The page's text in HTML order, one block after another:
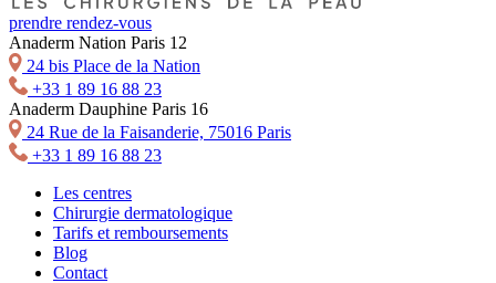
prendre rendez-vous
Anaderm Nation Paris 12
24 bis Place de la Nation
+33 1 89 16 88 23
Anaderm Dauphine Paris 16
24 Rue de la Faisanderie, 75016 Paris
+33 1 89 16 88 23
Les centres
Chirurgie dermatologique
Tarifs et remboursements
Blog
Contact